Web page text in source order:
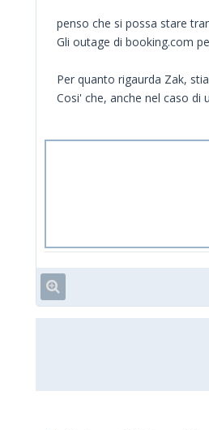
penso che si possa stare
Gli outage di booking.com
Per quanto rigaurda Zak,
Cosi' che, anche nel caso